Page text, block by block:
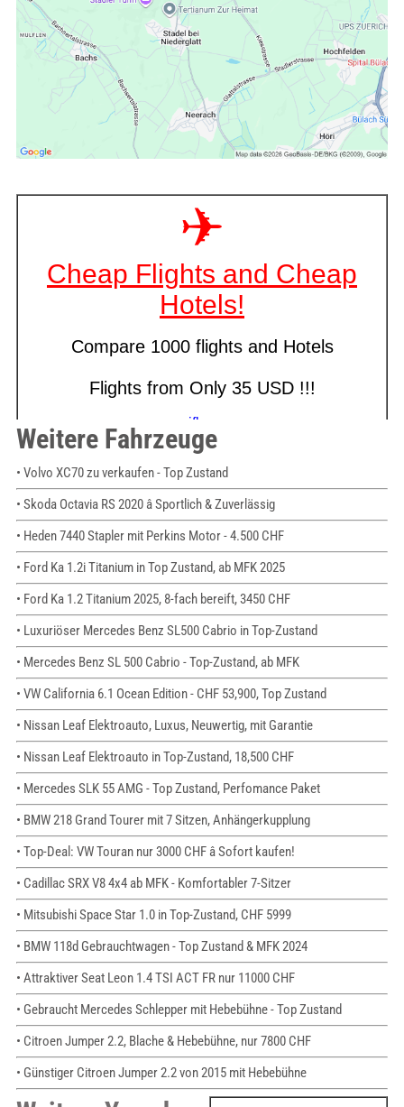
Weitere Fahrzeuge
• Volvo XC70 zu verkaufen - Top Zustand
• Skoda Octavia RS 2020 â Sportlich & Zuverlässig
• Heden 7440 Stapler mit Perkins Motor - 4.500 CHF
• Ford Ka 1.2i Titanium in Top Zustand, ab MFK 2025
• Ford Ka 1.2 Titanium 2025, 8-fach bereift, 3450 CHF
• Luxuriöser Mercedes Benz SL500 Cabrio in Top-Zustand
• Mercedes Benz SL 500 Cabrio - Top-Zustand, ab MFK
• VW California 6.1 Ocean Edition - CHF 53,900, Top Zustand
• Nissan Leaf Elektroauto, Luxus, Neuwertig, mit Garantie
• Nissan Leaf Elektroauto in Top-Zustand, 18,500 CHF
• Mercedes SLK 55 AMG - Top Zustand, Perfomance Paket
• BMW 218 Grand Tourer mit 7 Sitzen, Anhängerkupplung
• Top-Deal: VW Touran nur 3000 CHF â Sofort kaufen!
• Cadillac SRX V8 4x4 ab MFK - Komfortabler 7-Sitzer
• Mitsubishi Space Star 1.0 in Top-Zustand, CHF 5999
• BMW 118d Gebrauchtwagen - Top Zustand & MFK 2024
• Attraktiver Seat Leon 1.4 TSI ACT FR nur 11000 CHF
• Gebraucht Mercedes Schlepper mit Hebebühne - Top Zustand
• Citroen Jumper 2.2, Blache & Hebebühne, nur 7800 CHF
• Günstiger Citroen Jumper 2.2 von 2015 mit Hebebühne